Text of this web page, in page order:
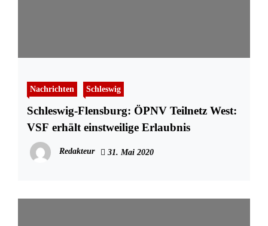
Nachrichten Schleswig
Schleswig-Flensburg: ÖPNV Teilnetz West:
VSF erhält einstweilige Erlaubnis
Redakteur 31. Mai 2020